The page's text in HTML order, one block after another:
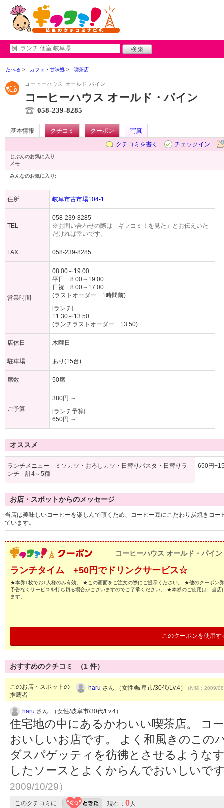
たべる カフェ・甘味処 喫茶店
コーヒーハウス オールド パイン
コーヒーハウス オールド・パイン
058-239-8285
基本情報 クチコミ クーポン
写真
クチコミを書く
チェックイン
じぶんのお気に入り:
メモ:
みんなのお気に入り:
住所 岐阜市古市場104-1
TEL
058-239-8285
※お問い合わせの際は「ギフコミ！を見た」とお伝えいた
だければ幸いです。
FAX 058-239-8285
営業時間
08:00～19:00
平日 8:00～19:00
日祝 8:00～17:00
(ラストオーダー 1時間前)
[ランチ]
11:30～13:50
(ランチラストオーダー 13:50)
店休日 木曜日
駐車場 あり(15台)
席数 50席
ご予算
380円 ～
[ランチ予算]
650円 ～
オススメ
ランチメニュー ミソカツ・おろしカツ・日替りパスタ・日替りラ
ンチ 計4～5種
650円
お店・スポットからのメッセージ
当店は美味しいコーヒーを楽しんで頂くため、コーヒー豆にこだわり炭焼きコ
ています。
コーヒーハウス オールド・パイン
ランチタイム +50円でドリンクサービス☆
★本券1枚でお1人様のみ有効。 ★この画面をご注文の際にご提示ください。 ★他のクーポン
予告なくサービスを打ち切る場合がございますのでご了承ください。 ★本券のご使用は、当
ます。
このクーポンを使用す
おすすめのクチコミ （1 件）
このお店・スポットの
推薦者
haru さん （女性/岐阜市/30代/Lv.4） (投稿：2009/
haru さん （女性/岐阜市/30代/Lv.4）
住宅地の中にあるかわいい喫茶店。 コ
おいしいお店です。 よく和風きのこの
ダスパゲッティを彷彿とさせるような
したソースとよくからんでおいしいで
2009/10/29）
このクチコミに 現在： 0人